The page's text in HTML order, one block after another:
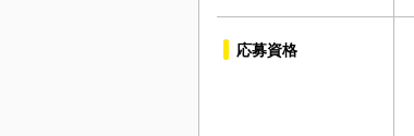
応募資格